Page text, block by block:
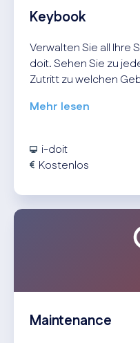
Keybook
Verwalten Sie all Ihre
doit. Sehen Sie zu
Zutritt zu welchen
Mehr lesen
i-doit
Kostenlos
Maintenance